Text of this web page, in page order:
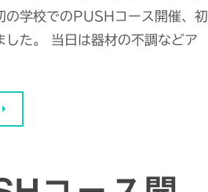
の学校でのPUSHコース開催、初
した。 当日は器材の不調などア